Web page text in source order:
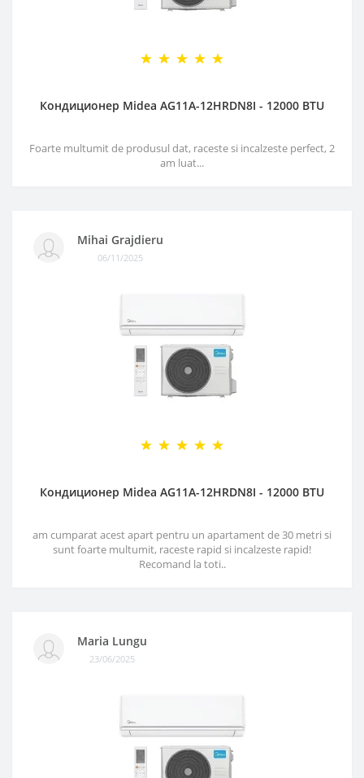
Кондиционер Midea AG11A-12HRDN8I - 12000 BTU
Foarte multumit de produsul dat, raceste si incalzeste perfect, 2
am luat...
Mihai Grajdieru
06/11/2025
Кондиционер Midea AG11A-12HRDN8I - 12000 BTU
am cumparat acest apart pentru un apartament de 30 metri si
sunt foarte multumit, raceste rapid si incalzeste rapid!
Recomand la toti..
Maria Lungu
23/06/2025